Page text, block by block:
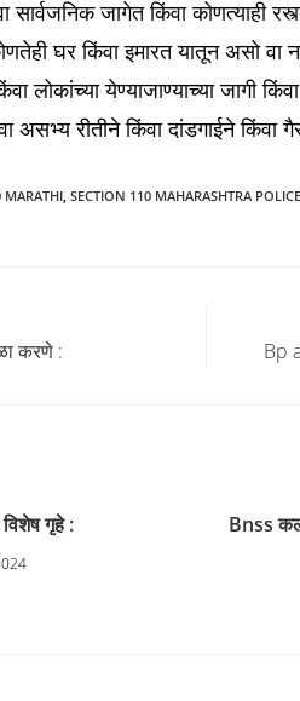
सार्वजनिक जागेत किंवा कोणत्याही
घर किंवा इमारत यातून असो
लोकांच्या येण्याजाण्याच्या जागी
असभ्य रीतीने किंवा दांडगाईने किंवा
MARATHI, SECTION 110 MAHARASHTRA
करणे : Bp
गृहे :
Bnss